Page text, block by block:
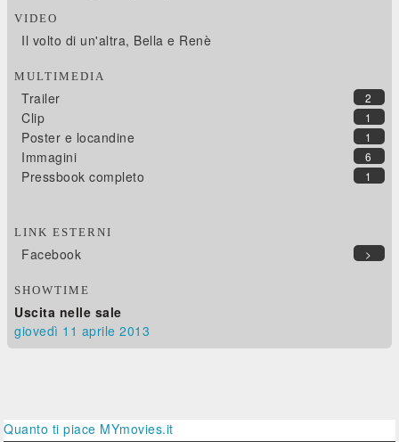
VIDEO
Il volto di un'altra, Bella e Renè
MULTIMEDIA
2
Trailer
1
Clip
1
Poster e locandine
6
Immagini
1
Pressbook completo
LINK ESTERNI
>
Facebook
SHOWTIME
Uscita nelle sale
giovedì 11 aprile 2013
Quanto ti piace MYmovies.it